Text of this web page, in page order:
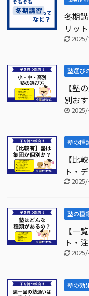
冬期
リッ
塾選び
【塾
別お
塾の種
【比
ト・
塾の種
【一
ト・
塾の効